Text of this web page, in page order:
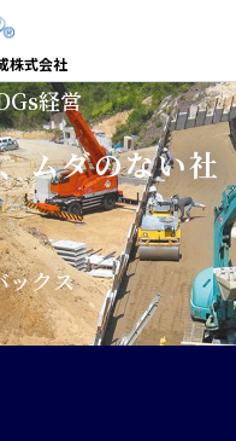
株式会社
経営
ムダのない社
ックス